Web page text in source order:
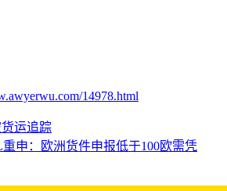
14978.html
运追踪
申：欧洲货件申报低于100欧需凭